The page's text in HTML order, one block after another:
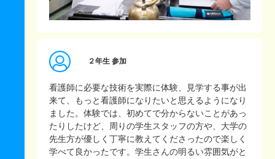
２年生 参加
看護師に必要な技術を実際に体験、見学する事が出
来て、もっと看護師になりたいと思えるようになり
ました。体験では、初めてで分からないことがあっ
たりしたけど、周りの学生スタッフの方や、大学の
先生方が優しく丁寧に教えてくださったので楽しく
学べて良かったです。学生さんの明るい雰囲気がと